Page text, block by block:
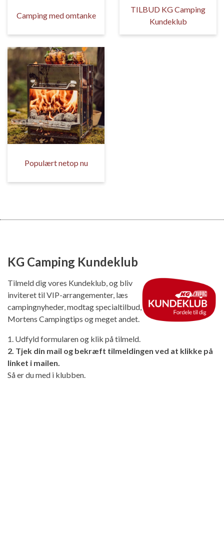
Camping med omtanke
TILBUD KG Camping
Kundeklub
Populært netop nu
KG Camping Kundeklub
Tilmeld dig vores Kundeklub, og bliv
inviteret til VIP-arrangementer, læs
campingnyheder, modtag specialtilbud,
Mortens Campingtips og meget andet.
1. Udfyld formularen og klik på tilmeld.
2. Tjek din mail og bekræft tilmeldingen ved at klikke på
linket i mailen.
Så er du med i klubben.